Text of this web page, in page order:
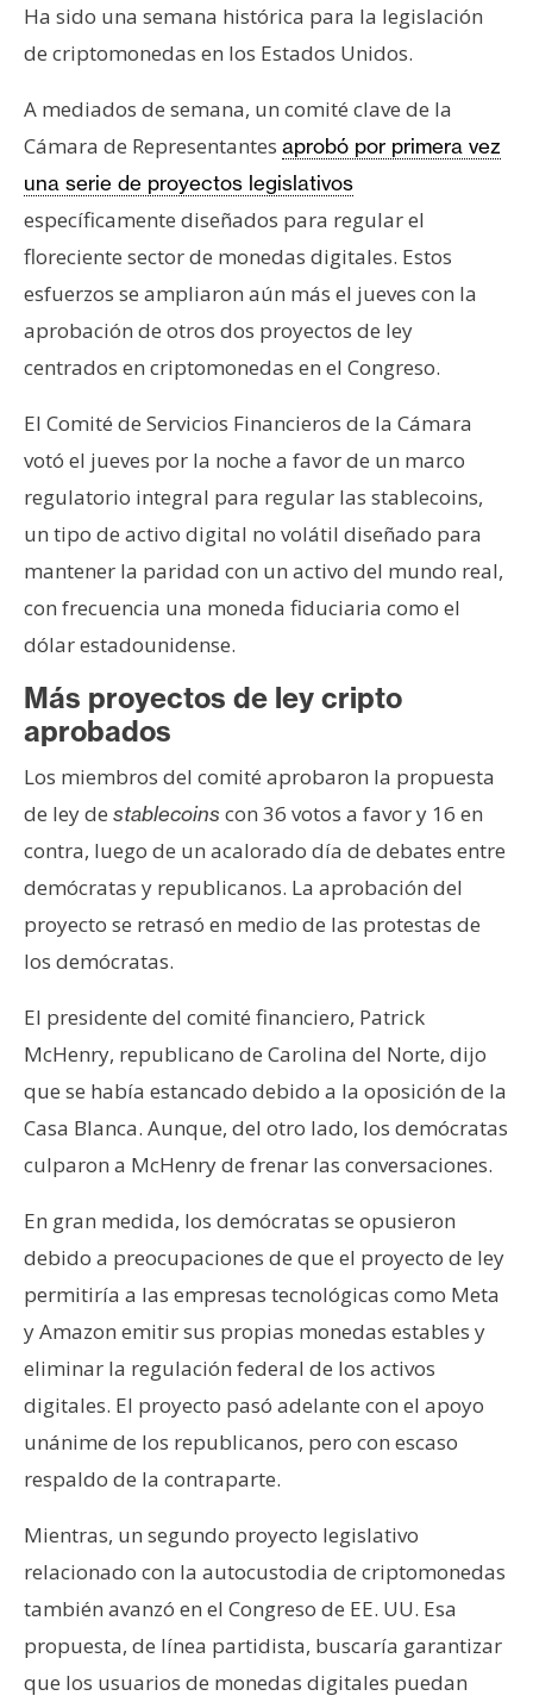
i
s
s
N
o
t
a
d
e
r
e
n
s
T
m
a
R
e
c
u
r
o
s
C
o
t
a
t
o
y
P
b
l
c
i
d
a
Ha sido una semana histórica para la legislación
de criptomonedas en los Estados Unidos.
A mediados de semana, un comité clave de la
Cámara de Representantes aprobó por primera vez
una serie de proyectos legislativos
específicamente diseñados para regular el
floreciente sector de monedas digitales. Estos
esfuerzos se ampliaron aún más el jueves con la
aprobación de otros dos proyectos de ley
centrados en criptomonedas en el Congreso.
El Comité de Servicios Financieros de la Cámara
votó el jueves por la noche a favor de un marco
regulatorio integral para regular las stablecoins,
un tipo de activo digital no volátil diseñado para
mantener la paridad con un activo del mundo real,
con frecuencia una moneda fiduciaria como el
dólar estadounidense.
Más proyectos de ley cripto
aprobados
Los miembros del comité aprobaron la propuesta
de ley de stablecoins con 36 votos a favor y 16 en
contra, luego de un acalorado día de debates entre
demócratas y republicanos. La aprobación del
proyecto se retrasó en medio de las protestas de
los demócratas.
El presidente del comité financiero, Patrick
McHenry, republicano de Carolina del Norte, dijo
que se había estancado debido a la oposición de la
Casa Blanca. Aunque, del otro lado, los demócratas
culparon a McHenry de frenar las conversaciones.
En gran medida, los demócratas se opusieron
debido a preocupaciones de que el proyecto de ley
permitiría a las empresas tecnológicas como Meta
y Amazon emitir sus propias monedas estables y
eliminar la regulación federal de los activos
digitales. El proyecto pasó adelante con el apoyo
unánime de los republicanos, pero con escaso
respaldo de la contraparte.
Mientras, un segundo proyecto legislativo
relacionado con la autocustodia de criptomonedas
también avanzó en el Congreso de EE. UU. Esa
propuesta, de línea partidista, buscaría garantizar
que los usuarios de monedas digitales puedan